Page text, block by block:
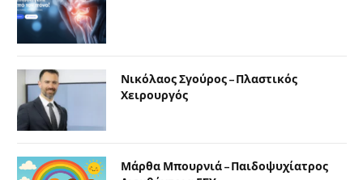
Νικόλαος Σγούρος – Πλαστικός
Χειρουργός
Μάρθα Μπουρνιά – Παιδοψυχίατρος